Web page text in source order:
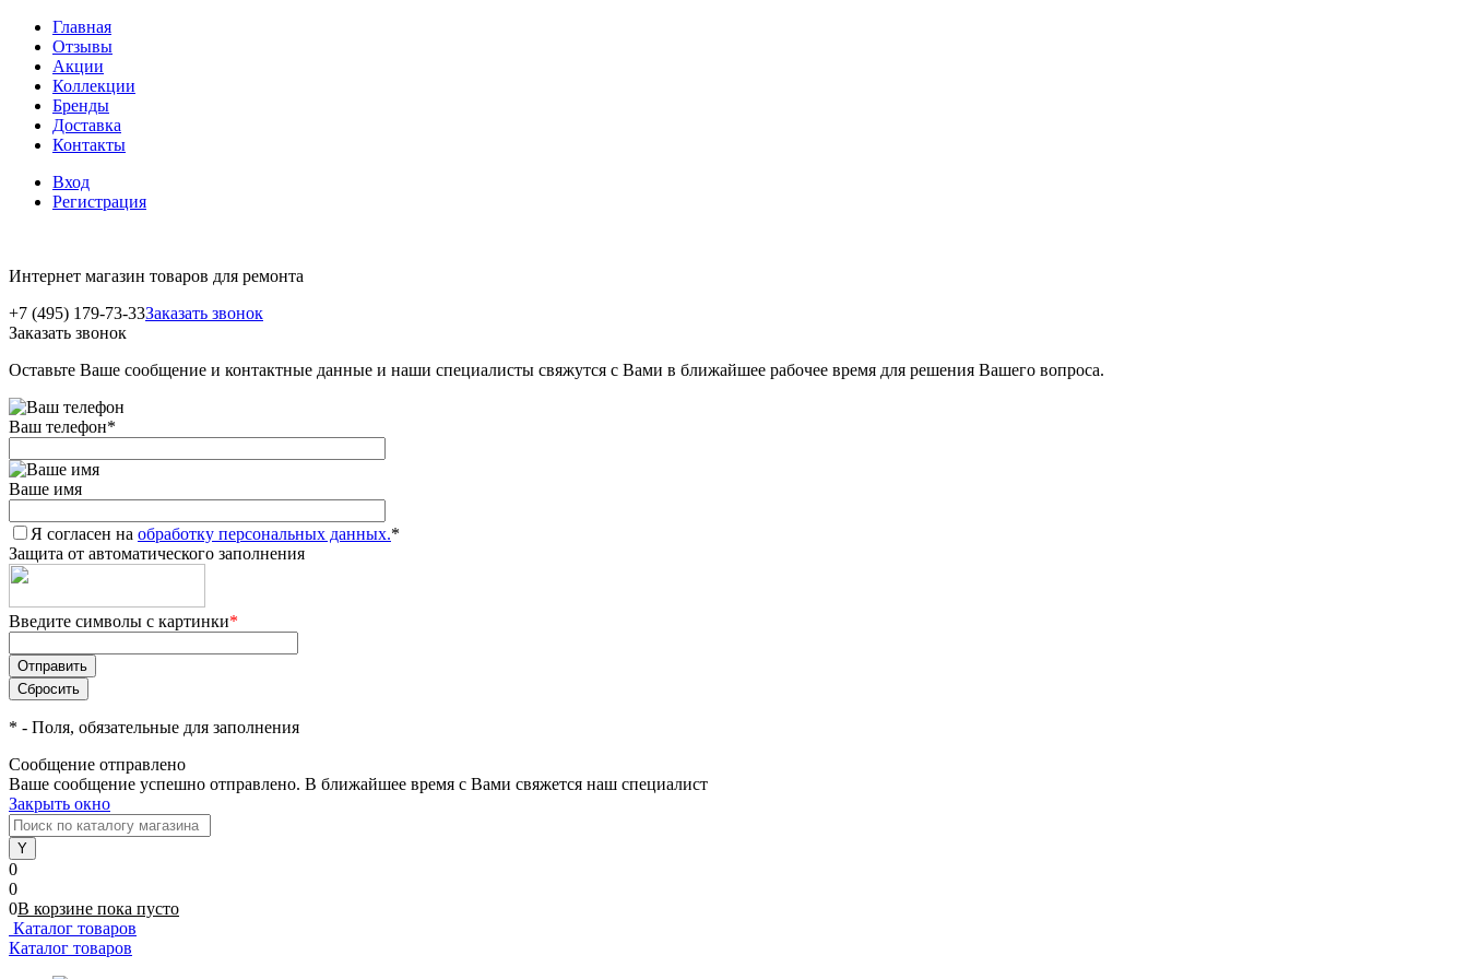
Главная
Отзывы
Акции
Коллекции
Бренды
Доставка
Контакты
Вход
Регистрация
Интернет магазин товаров для ремонта
+7 (495) 179-73-33Заказать звонок
Заказать звонок
Оставьте Ваше сообщение и контактные данные и наши специалисты свяжутся с Вами в ближайшее рабочее время для решения Вашего вопроса.
Ваш телефон*
Ваше имя
Я согласен на обработку персональных данных.*
Защита от автоматического заполнения
Введите символы с картинки*
* - Поля, обязательные для заполнения
Сообщение отправлено
Ваше сообщение успешно отправлено. В ближайшее время с Вами свяжется наш специалист
Закрыть окно
0
0
0В корзине пока пусто
Каталог товаров
Каталог товаров